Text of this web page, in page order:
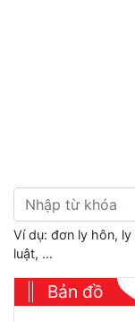
Ví dụ: đơn ly hôn,
luật, ...
Bản đồ